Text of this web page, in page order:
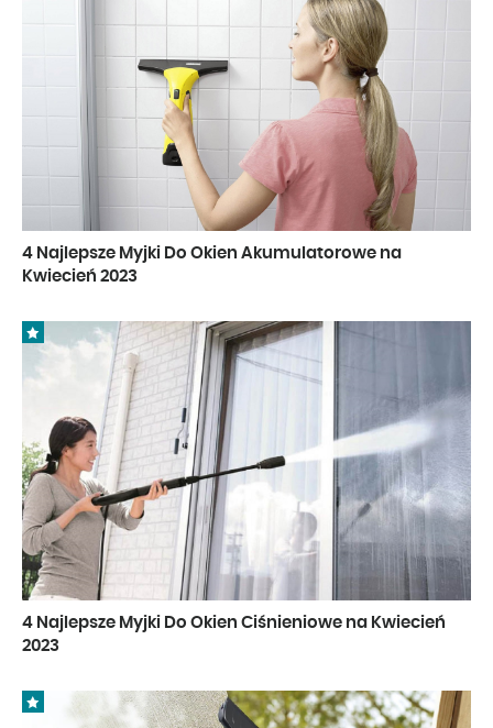
4 Najlepsze Myjki Do Okien Akumulatorowe na
Kwiecień 2023
4 Najlepsze Myjki Do Okien Ciśnieniowe na Kwiecień
2023